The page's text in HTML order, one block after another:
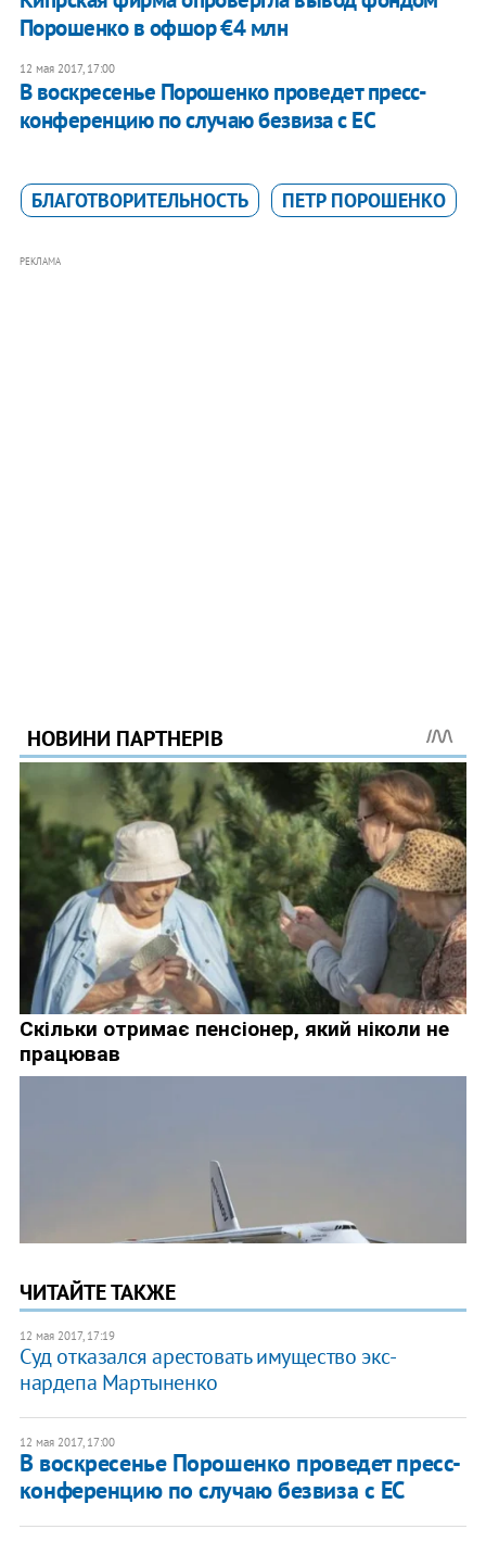
Порошенко в офшор €4 млн
12 мая 2017, 17:00
В воскресенье Порошенко проведет пресс-
конференцию по случаю безвиза с ЕС
БЛАГОТВОРИТЕЛЬНОСТЬ ПЕТР ПОРОШЕНКО
РЕКЛАМА
ЧИТАЙТЕ ТАКЖЕ
12 мая 2017, 17:19
Суд отказался арестовать имущество экс-
нардепа Мартыненко
12 мая 2017, 17:00
В воскресенье Порошенко проведет пресс-
конференцию по случаю безвиза с ЕС